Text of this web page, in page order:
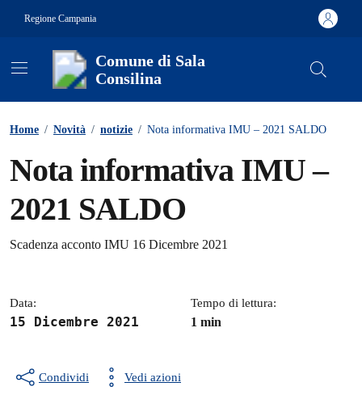
Regione Campania
Comune di Sala
Consilina
Home / Novità / notizie / Nota informativa IMU – 2021 SALDO
Nota informativa IMU –
2021 SALDO
Dettagli della notizia
Scadenza acconto IMU 16 Dicembre 2021
Data:
15 Dicembre 2021
Tempo di lettura:
1 min
Condividi Vedi azioni